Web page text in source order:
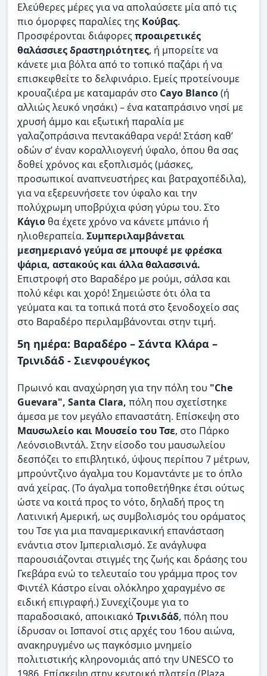
Ελεύθερες μέρες για να απολαύσετε μία από τις
πιο όμορφες παραλίες της Κούβας.
Προσφέρονται διάφορεςπροαιρετικές
θαλάσσιες δραστηριότητες, ή μπορείτε να
κάνετε μια βόλτα από το τοπικό παζάρι ή να
επισκεφθείτε το δελφινάριο. Εμείς προτείνουμε
κρουαζιέρα με καταμαράν στο Cayo Blanco(ή
αλλιώς λευκό νησάκι) – ένα καταπράσινο νησί με
χρυσή άμμο και εξωτική παραλία με
γαλαζοπράσινα πεντακάθαρα νερά! Στάση καθ’
οδών σ’ έναν κοραλλιογενή ύφαλο, όπου θα σας
δοθεί χρόνος και εξοπλισμός (μάσκες,
προσωπικοί αναπνευστήρες και βατραχοπέδιλα),
για να εξερευνήσετε τον ύφαλο και την
πολύχρωμη υποβρύχια φύση γύρω του. Στο
Κάγιοθα έχετε χρόνο να κάνετε μπάνιο ή
ηλιοθεραπεία. Συμπεριλαμβάνεται
μεσημεριανό γεύμα σε μπουφέ με φρέσκα
ψάρια, αστακούς και άλλα θαλασσινά.
Επιστροφή στο Βαραδέρο με ρούμι, σάλσα και
πολύ κέφι και χορό! Σημειώστε ότι όλα τα
γεύματα και τα τοπικά ποτά στο ξενοδοχείο σας
στο Βαραδέρο περιλαμβάνονται στην τιμή.
5η ημέρα: Βαραδέρο – Σάντα Κλάρα –
Τρινιδάδ - Σιενφουέγκος
Πρωινό και αναχώρηση για την πόλη του "Che
Guevara", Santa Clara, πόλη που σχετίστηκε
άμεσα με τον μεγάλο επαναστάτη. Επίσκεψη στο
Μαυσωλείο και Μουσείο του Τσε, στο Πάρκο
ΛεόνσιοΒιντάλ. Στην είσοδο του μαυσωλείου
δεσπόζει το επιβλητικό, ύψους περίπου 7 μέτρων,
μπρούντζινο άγαλμα του Κομαντάντε με το όπλο
ανά χείρας. (Το άγαλμα τοποθετήθηκε έτσι ούτως
ώστε να κοιτά προς το νότο, δηλαδή προς τη
Λατινική Αμερική, ως συμβολισμός του οράματος
του Τσε για μια παναμερικανική επανάσταση
ενάντια στον Ιμπεριαλισμό. Σε ανάγλυφα
παρουσιάζονται στιγμές της ζωής και δράσης του
Γκεβάρα ενώ το τελευταίο του γράμμα προς τον
Φιντέλ Κάστρο είναι ολόκληρο χαραγμένο σε
ειδική επιγραφή.) Συνεχίζουμε για το
παραδοσιακό, αποικιακό Τρινιδάδ, πόλη που
ίδρυσαν οι Ισπανοί στις αρχές του 16ου αιώνα,
ανακηρυγμένο ως παγκόσμιο μνημείο
πολιτιστικής κληρονομιάς από την UNESCO το